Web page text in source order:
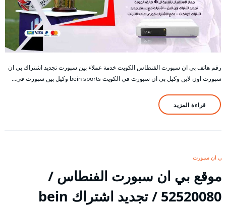
رقم هاتف بي ان سبورت الفنطاس الكويت خدمة عملاء بين سبورت تجديد اشتراك بي ان
سبورت اون لاين وكيل بي ان سبورت في الكويت bein sports وكيل بين سبورت في…
قراءة المزيد
بي ان سبورت
موقع بي ان سبورت الفنطاس /
52520080 / تجديد اشتراك bein